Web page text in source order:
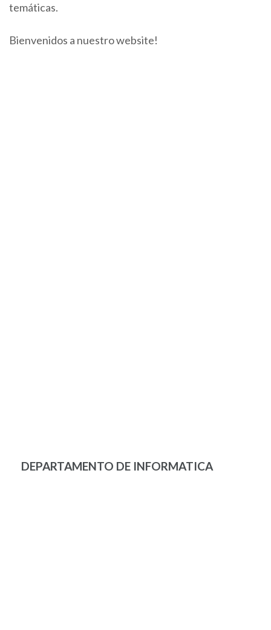
temáticas.
Bienvenidos a nuestro website!
DEPARTAMENTO DE INFORMATICA